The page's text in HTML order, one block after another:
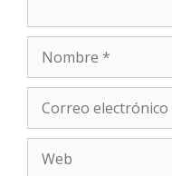
electrónico